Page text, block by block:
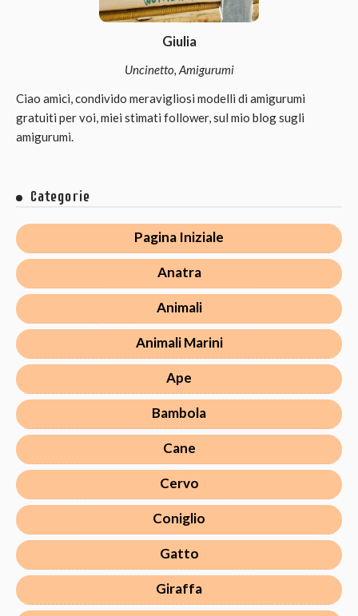
Giulia
Uncinetto, Amigurumi
Ciao amici, condivido meravigliosi modelli di amigurumi
gratuiti per voi, miei stimati follower, sul mio blog sugli
amigurumi.
Categorie
Pagina Iniziale
Anatra
Animali
Animali Marini
Ape
Bambola
Cane
Cervo
Coniglio
Gatto
Giraffa